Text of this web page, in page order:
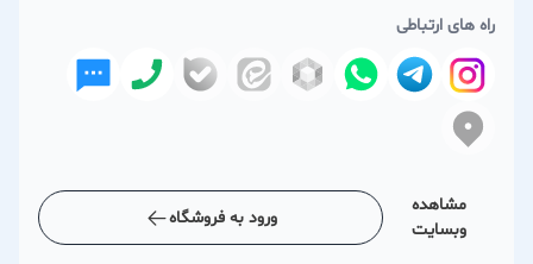
راه های ارتباطی
مشاهده
وبسایت
ورود به فروشگاه